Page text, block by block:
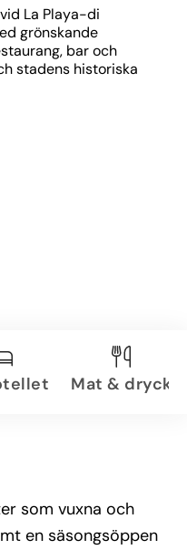
La Playa-di
grönskande
bar och
stadens historiska
Mat & dryck
som vuxna och
en säsongsöppen